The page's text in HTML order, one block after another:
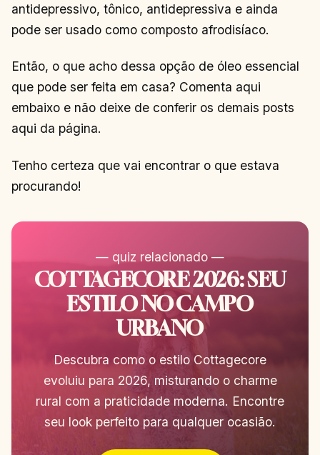
antidepressivo, tônico, antidepressiva e ainda
pode ser usado como composto afrodisíaco.
Então, o que acho dessa opção de óleo essencial
que pode ser feita em casa? Comenta aqui
embaixo e não deixe de conferir os demais posts
aqui da página.
Tenho certeza que vai encontrar o que estava
procurando!
— quiz relacionado —
COTTAGECORE 2026: SEU
ESTILO NO CAMPO
URBANO
Descubra como o estilo Cottagecore
evoluiu para 2026, misturando o charme
rural com a praticidade moderna. Encontre
seu look perfeito para qualquer ocasião.